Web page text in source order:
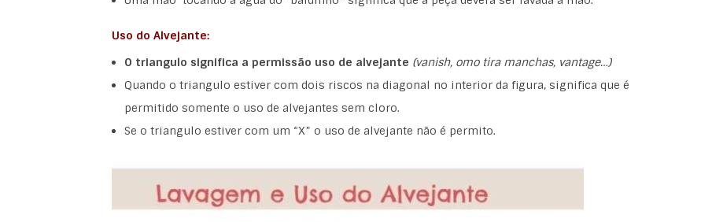
Uso do Alvejante:
O triangulo significa a permissão uso de alvejante (vanish, omo tira manchas, vantage…)
Quando o triangulo estiver com dois riscos na diagonal no interior da figura, significa que é
permitido somente o uso de alvejantes sem cloro.
Se o triangulo estiver com um “X” o uso de alvejante não é permito.